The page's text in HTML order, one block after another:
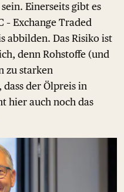
Einerseits gibt es
– Exchange Traded
abbilden. Das Risiko ist
denn Rohstoffe (und
zu starken
der Ölpreis in
hier auch noch das